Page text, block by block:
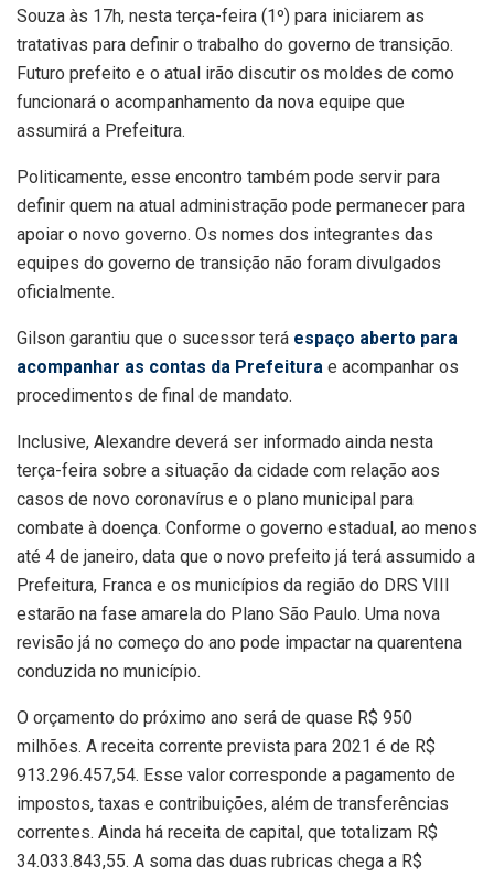
Souza às 17h, nesta terça-feira (1º) para iniciarem as
tratativas para definir o trabalho do governo de transição.
Futuro prefeito e o atual irão discutir os moldes de como
funcionará o acompanhamento da nova equipe que
assumirá a Prefeitura.
Politicamente, esse encontro também pode servir para
definir quem na atual administração pode permanecer para
apoiar o novo governo. Os nomes dos integrantes das
equipes do governo de transição não foram divulgados
oficialmente.
Gilson garantiu que o sucessor terá espaço aberto para
acompanhar as contas da Prefeitura e acompanhar os
procedimentos de final de mandato.
Inclusive, Alexandre deverá ser informado ainda nesta
terça-feira sobre a situação da cidade com relação aos
casos de novo coronavírus e o plano municipal para
combate à doença. Conforme o governo estadual, ao menos
até 4 de janeiro, data que o novo prefeito já terá assumido a
Prefeitura, Franca e os municípios da região do DRS VIII
estarão na fase amarela do Plano São Paulo. Uma nova
revisão já no começo do ano pode impactar na quarentena
conduzida no município.
O orçamento do próximo ano será de quase R$ 950
milhões. A receita corrente prevista para 2021 é de R$
913.296.457,54. Esse valor corresponde a pagamento de
impostos, taxas e contribuições, além de transferências
correntes. Ainda há receita de capital, que totalizam R$
34.033.843,55. A soma das duas rubricas chega a R$